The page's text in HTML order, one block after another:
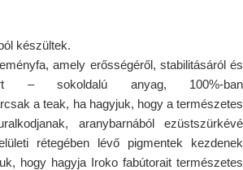
készültek.
amely erősségéről, stabilitásáról és
– sokoldalú anyag, 100%-ban
a teak, ha hagyjuk, hogy a természetes
aranybarnából ezüstszürkévé
rétegében lévő pigmentek kezdenek
hogy hagyja Iroko fabútorait természetes